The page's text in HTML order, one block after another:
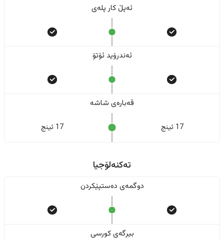
ئەپڵ کار پلەی
ئەندرۆید ئۆتۆ
قەبارەی شاشە
17 ئینج 17 ئینج
تەکنەلۆجیا
دوگمەی دەستپێکردن
بیرگەی کورسی